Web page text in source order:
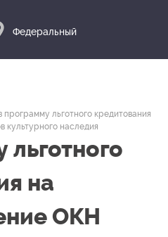
Федеральный
льготного кредитования
культурного наследия
на
ОКН